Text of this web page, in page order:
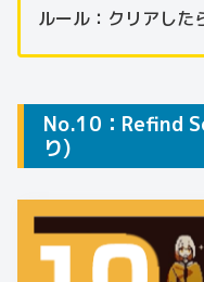
ルール：クリアした
No.10：Refind
り)